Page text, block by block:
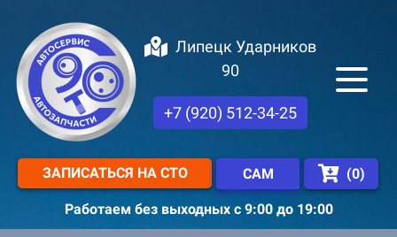
Липецк Ударников
90
+7 (920) 512-34-25
ЗАПИСАТЬСЯ НА СТО САМ (0)
Работаем без выходных с 9:00 до 19:00